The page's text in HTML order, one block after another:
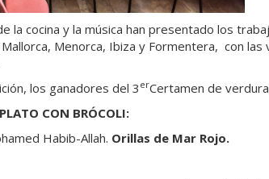
la cocina y la música han presentado los
Menorca, Ibiza y Formentera, con
los ganadores del 3 erCertamen de
CON BRÓCOLI:
Habib-Allah. Orillas de Mar Rojo.